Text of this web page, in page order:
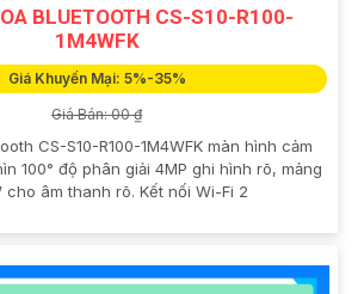
BLUETOOTH CS-S10-R100-
1M4WFK
Giá Khuyến Mại: 5%-35%
Giá Bán: 00 ₫
CS-S10-R100-1M4WFK màn hình cảm
100° độ phân giải 4MP ghi hình rõ, mảng
cho âm thanh rõ. Kết nối Wi-Fi 2